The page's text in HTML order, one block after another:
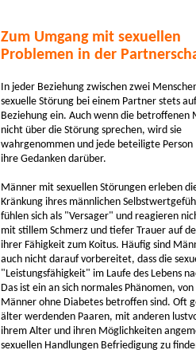
Zum Umgang mit sexuellen
Problemen in der
In jeder Beziehung zwischen zwei
sexuelle Störung bei einem Partner stets
Beziehung ein. Auch wenn die betroffenen
nicht über die Störung sprechen, wird sie
wahrgenommen und jede beteiligte Person
ihre Gedanken darüber.
Männer mit sexuellen Störungen erleben
Kränkung ihres männlichen
fühlen sich als "Versager" und reagieren
mit stillem Schmerz und tiefer Trauer auf
ihrer Fähigkeit zum Koitus. Häufig sind
auch nicht darauf vorbereitet, dass die
"Leistungsfähigkeit" im Laufe des Lebens
Das ist ein an sich normales Phänomen,
Männer ohne Diabetes betroffen sind. Oft
älter werdenden Paaren, mit anderen
ihrem Alter und ihren Möglichkeiten
sexuellen Handlungen Befriedigung zu